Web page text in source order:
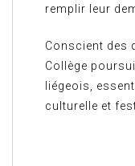
remplir leur
Conscient des
Collège
liégeois,
culturelle et